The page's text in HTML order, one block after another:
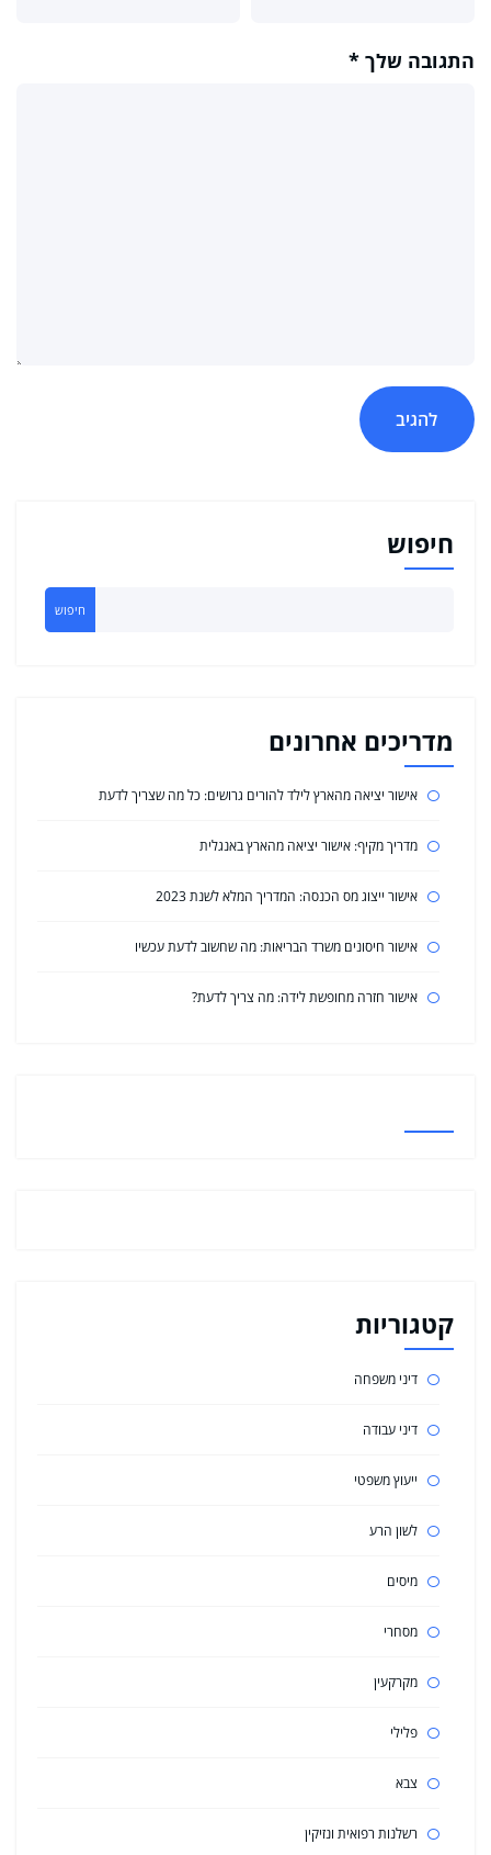
התגובה שלך *
חיפוש
חיפוש
מדריכים אחרונים
אישור יציאה מהארץ לילד להורים גרושים: כל מה שצריך לדעת
מדריך מקיף: אישור יציאה מהארץ באנגלית
אישור ייצוג מס הכנסה: המדריך המלא לשנת 2023
אישור חיסונים משרד הבריאות: מה שחשוב לדעת עכשיו
אישור חזרה מחופשת לידה: מה צריך לדעת?
קטגוריות
דיני משפחה
דיני עבודה
ייעוץ משפטי
לשון הרע
מיסים
מסחרי
מקרקעין
פלילי
צבא
רשלנות רפואית ונזיקין